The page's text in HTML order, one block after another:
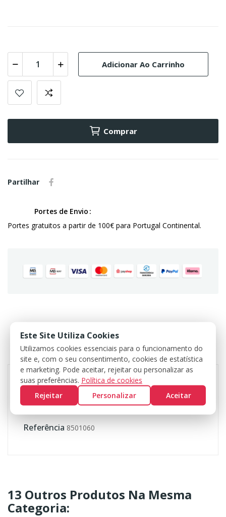
Adicionar Ao Carrinho
Comprar
Partilhar
Portes de Envio
Portes gratuitos a partir de 100€ para Portugal Continental.
DADOS DO PRODUTO
COMENTÁRIOS
Marca KROON OIL
Referência 8501060
13 Outros Produtos Na Mesma
Categoria:
Este Site Utiliza Cookies
Utilizamos cookies essenciais para o funcionamento do
site e, com o seu consentimento, cookies de estatística
e marketing. Pode aceitar, rejeitar ou personalizar as
suas preferências. Política de cookies
Rejeitar
Personalizar Aceitar